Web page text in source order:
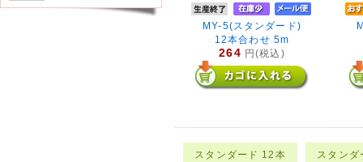
MY-5(スタンダード)
12本合わせ 5m
264 円(税込)
スタンダード 12本
スタン